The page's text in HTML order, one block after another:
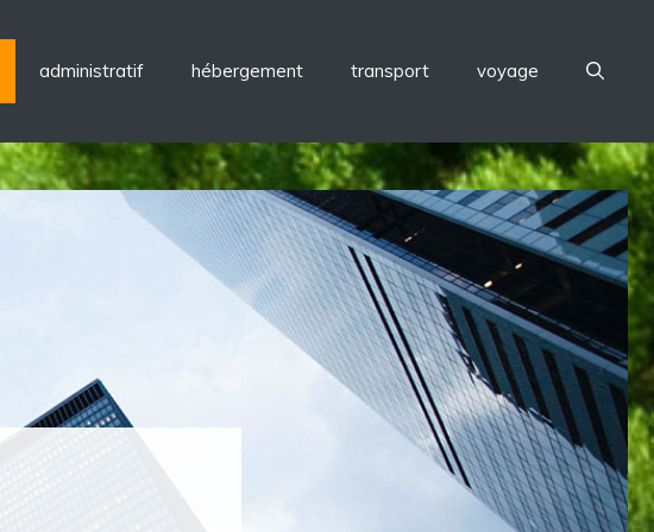
administratif hébergement transport voyage